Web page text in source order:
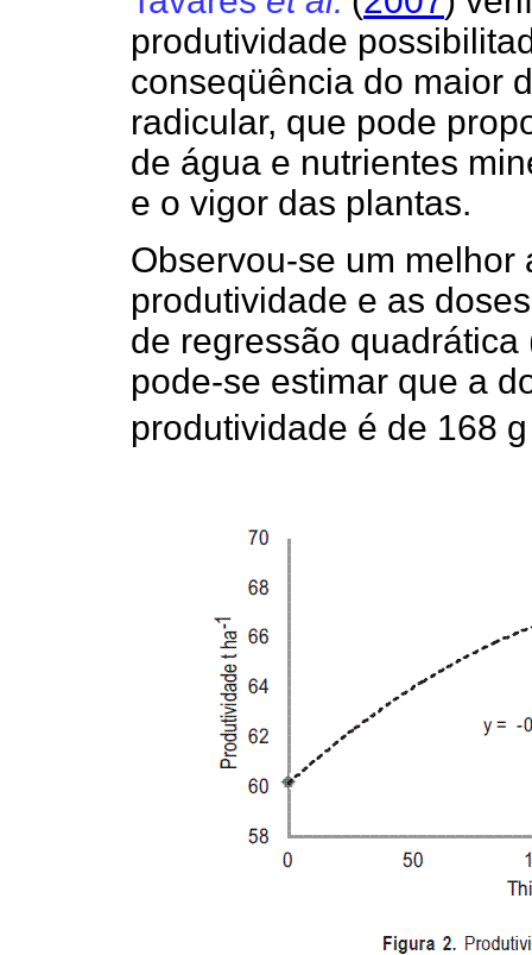
produtividade
conseqüência do maior
radicular, que pode
de água e nutrientes
e o vigor das plantas.
Observou-se um melhor
produtividade e as
de regressão quadrática
pode-se estimar que a
produtividade é de 168